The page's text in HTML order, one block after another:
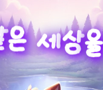
은 세상을